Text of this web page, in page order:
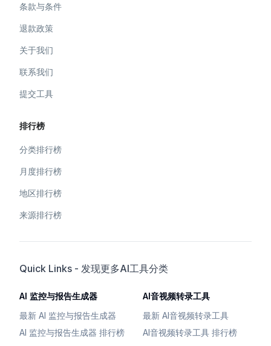
条款与条件
退款政策
关于我们
联系我们
提交工具
排行榜
分类排行榜
月度排行榜
地区排行榜
来源排行榜
Quick Links - 发现更多AI工具分类
AI 监控与报告生成器
最新 AI 监控与报告生成器
AI 监控与报告生成器 排行榜
AI音视频转录工具
最新 AI音视频转录工具
AI音视频转录工具 排行榜